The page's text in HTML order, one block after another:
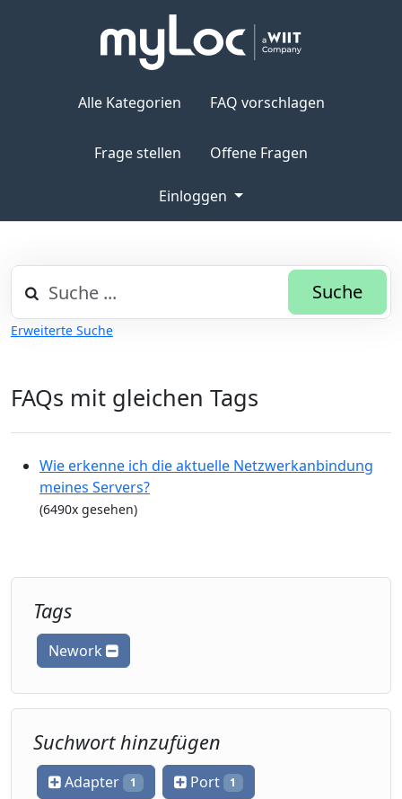
Alle Kategorien FAQ vorschlagen
Frage stellen Offene Fragen
Einloggen
Suche
Erweiterte Suche
FAQs mit gleichen Tags
Wie erkenne ich die aktuelle Netzwerkanbindung
meines Servers?
(6490x gesehen)
Tags
Nework
Suchwort hinzufügen
Adapter 1 Port 1